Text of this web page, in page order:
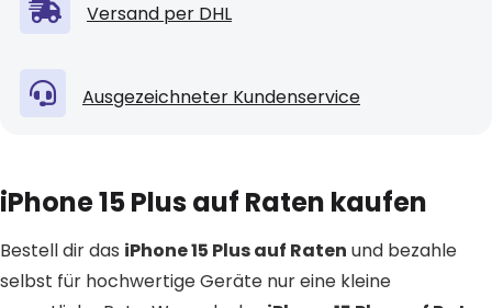
Versand per DHL
Ausgezeichneter Kundenservice
iPhone 15 Plus auf Raten kaufen
Bestell dir das iPhone 15 Plus auf Raten und bezahle
selbst für hochwertige Geräte nur eine kleine